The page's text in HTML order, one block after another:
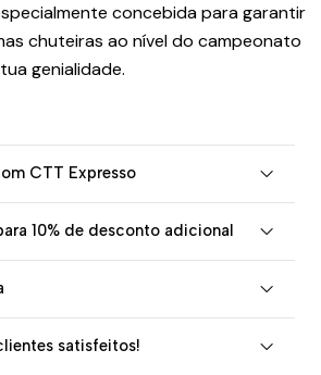
concebida para garantir
chuteiras ao nível do campeonato
genialidade.
CTT Expresso
10% de desconto adicional
satisfeitos!